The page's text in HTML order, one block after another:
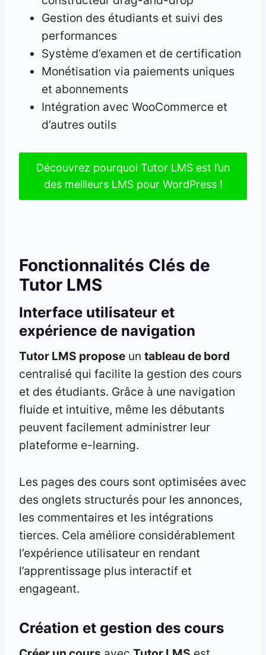
Gestion des étudiants et suivi des
performances
Système d’examen et de certification
Monétisation via paiements uniques
et abonnements
Intégration avec WooCommerce et
d’autres outils
Découvrez pourquoi Tutor LMS est l’un
des meilleurs LMS pour WordPress !
Fonctionnalités Clés de
Tutor LMS
Interface utilisateur et
expérience de navigation
Tutor LMS propose un tableau de bord
centralisé qui facilite la gestion des cours
et des étudiants. Grâce à une navigation
fluide et intuitive, même les débutants
peuvent facilement administrer leur
plateforme e-learning.
Les pages des cours sont optimisées avec
des onglets structurés pour les annonces,
les commentaires et les intégrations
tierces. Cela améliore considérablement
l’expérience utilisateur en rendant
l’apprentissage plus interactif et
engageant.
Création et gestion des cours